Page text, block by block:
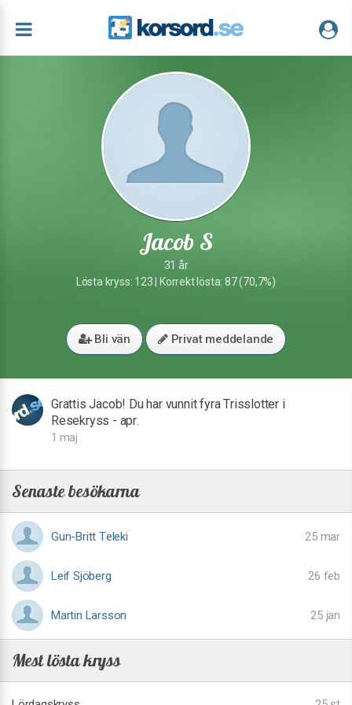
Jacob S
31 år
Lösta kryss: 123 | Korrekt lösta: 87 (70,7%)
Bli vän Privat meddelande
Grattis Jacob! Du har vunnit fyra Trisslotter i
Resekryss - apr.
1 maj
Senaste besökarna
Gun-Britt Teleki 25 mar
Leif Sjöberg 26 feb
Martin Larsson 25 jan
Mest lösta kryss